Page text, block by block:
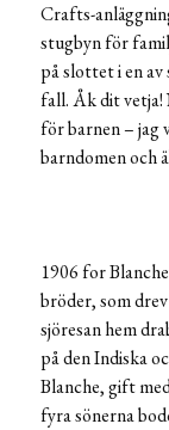
Crafts-
stugbyn för
på slottet i en
fall. Åk dit vetja!
för barnen – jag
barndomen och
1906 for
bröder, som
sjöresan hem
på den Indiska
Blanche, gift
fyra sönerna